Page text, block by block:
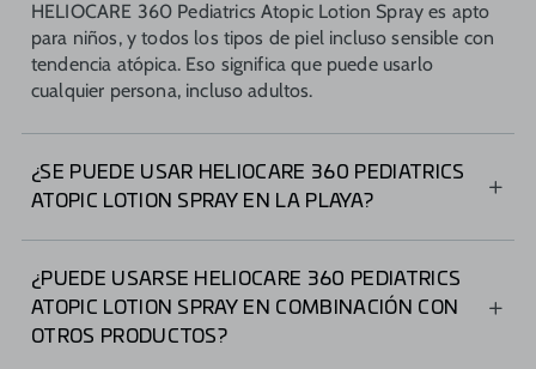
HELIOCARE 360 Pediatrics Atopic Lotion Spray es apto
para niños, y todos los tipos de piel incluso sensible con
tendencia atópica. Eso significa que puede usarlo
cualquier persona, incluso adultos.
¿SE PUEDE USAR HELIOCARE 360 PEDIATRICS
ATOPIC LOTION SPRAY EN LA PLAYA?
con un dosificador en pistola, de fácil extensibilidad lo
que permite aplicárselo a los niños fácil y rápidamente.
Además es resistente al agua, perfecto para proteger a
¿PUEDE USARSE HELIOCARE 360 PEDIATRICS
ATOPIC LOTION SPRAY EN COMBINACIÓN CON
OTROS PRODUCTOS?